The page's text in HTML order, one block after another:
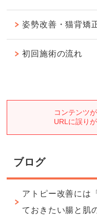
姿勢改善・猫背矯
初回施術の流れ
ブログ
アトピー改善には
ておきたい腸と肌